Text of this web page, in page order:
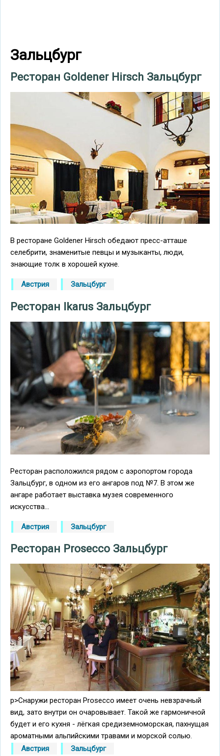
Зальцбург
Ресторан Goldener Hirsch Зальцбург
В ресторане Goldener Hirsch обедают пресс-атташе
селебрити, знаменитые певцы и музыканты, люди,
знающие толк в хорошей кухне.
Австрия Зальцбург
Ресторан Ikarus Зальцбург
Ресторан расположился рядом с аэропортом города
Зальцбург, в одном из его ангаров под №7. В этом же
ангаре работает выставка музея современного
искусства...
Австрия Зальцбург
Ресторан Prosecco Зальцбург
p>Снаружи ресторан Prosecco имеет очень невзрачный
вид, зато внутри он очаровывает. Такой же гармоничной
будет и его кухня - лёгкая средиземноморская, пахнущая
ароматными альпийскими травами и морской солью.
Австрия
Зальцбург